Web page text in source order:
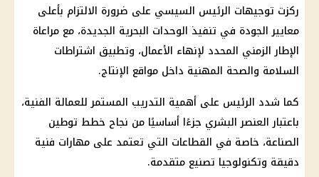
ركزت توجيهات الرئيس السيسي على ضرورة الالتزام بأعلى
معايير الجودة في تنفيذ الوحدات البحرية الجديدة، مع مراعاة
الإطار الزمني المحدد لإنهاء الأعمال، وتطبيق اشتراطات
السلامة والصحة المهنية داخل مواقع الإنتاج.
كما شدد الرئيس على أهمية التدريب المستمر للعمالة الفنية،
باعتبار العنصر البشري جزءًا أساسيًا من نجاح خطط توطين
الصناعة، خاصة في القطاعات التي تعتمد على مهارات فنية
دقيقة وتكنولوجيا تصنيع متقدمة.